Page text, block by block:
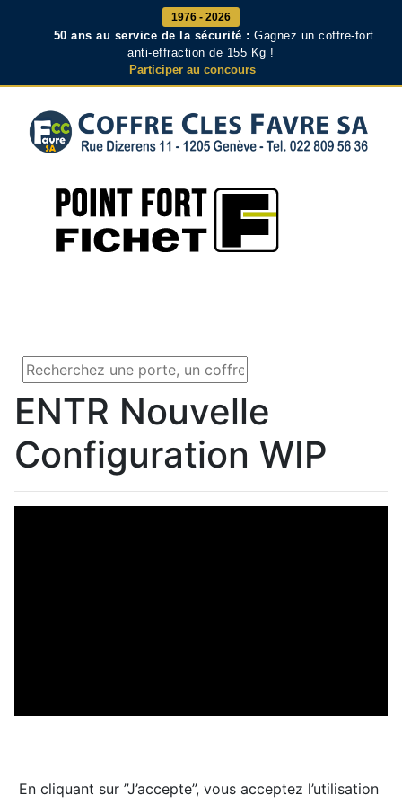
1976 - 2026
50 ans au service de la sécurité : Gagnez un coffre-fort
anti-effraction de 155 Kg !
Participer au concours
ENTR Nouvelle
Configuration WIP
En cliquant sur ”J’accepte”, vous acceptez l’utilisation